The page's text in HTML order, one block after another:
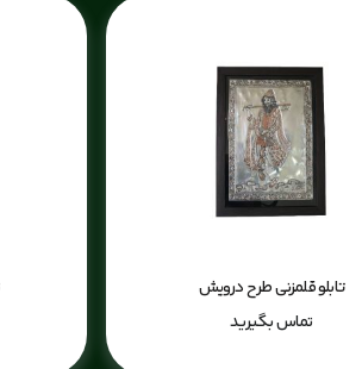
تابلو قلمزنی طرح درویش
تماس بگیرید